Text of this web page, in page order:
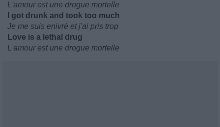
L'amour est une drogue mortelle
I got drunk and took too much
Je me suis enivré et j'ai pris trop
Love is a lethal drug
L'amour est une drogue mortelle